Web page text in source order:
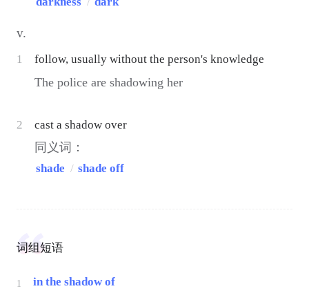
v.
1 follow, usually without the person's knowledge
The police are shadowing her
2 cast a shadow over
同义词：
shade / shade off
词组短语
1 in the shadow of